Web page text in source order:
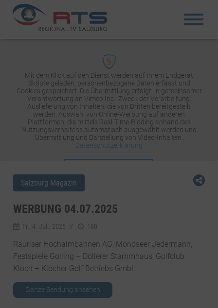
Mit dem Klick auf den Dienst werden auf Ihrem Endgerät
Skripte geladen, personenbezogene Daten erfasst und
Cookies gespeichert. Die Übermittlung erfolgt: in gemeinsamer
Verantwortung an Vimeo Inc.. Zweck der Verarbeitung:
Auslieferung von Inhalten, die von Dritten bereitgestellt
werden, Auswahl von Online-Werbung auf anderen
Plattformen, die mittels Real-Time-Bidding anhand des
Nutzungsverhaltens automatisch ausgewählt werden und
Übermittlung und Darstellung von Video-Inhalten.
Datenschutzerklärung
Salzburg Magazin
WERBUNG 04.07.2025
Fr., 4. Juli. 2025 180
Rauriser Hochalmbahnen AG, Mondseer Jedermann,
Festspiele Golling – Döllerer Stammhaus, Golfclub
Klöch – Klöcher Golf Betriebs GmbH
Ganze Sendung ansehen